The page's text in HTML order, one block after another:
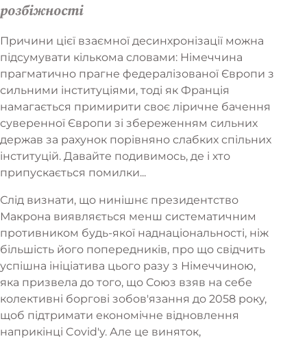
розбіжності
Причини цієї взаємної десинхронізації можна
підсумувати кількома словами: Німеччина
прагматично прагне федералізованої Європи з
сильними інституціями, тоді як Франція
намагається примирити своє ліричне бачення
суверенної Європи зі збереженням сильних
держав за рахунок порівняно слабких спільних
інституцій. Давайте подивимось, де і хто
припускається помилки...
Слід визнати, що нинішнє президентство
Макрона виявляється менш систематичним
противником будь-якої наднаціональності, ніж
більшість його попередників, про що свідчить
успішна ініціатива цього разу з Німеччиною,
яка призвела до того, що Союз взяв на себе
колективні боргові зобов'язання до 2058 року,
щоб підтримати економічне відновлення
наприкінці Covid'у. Але це виняток,